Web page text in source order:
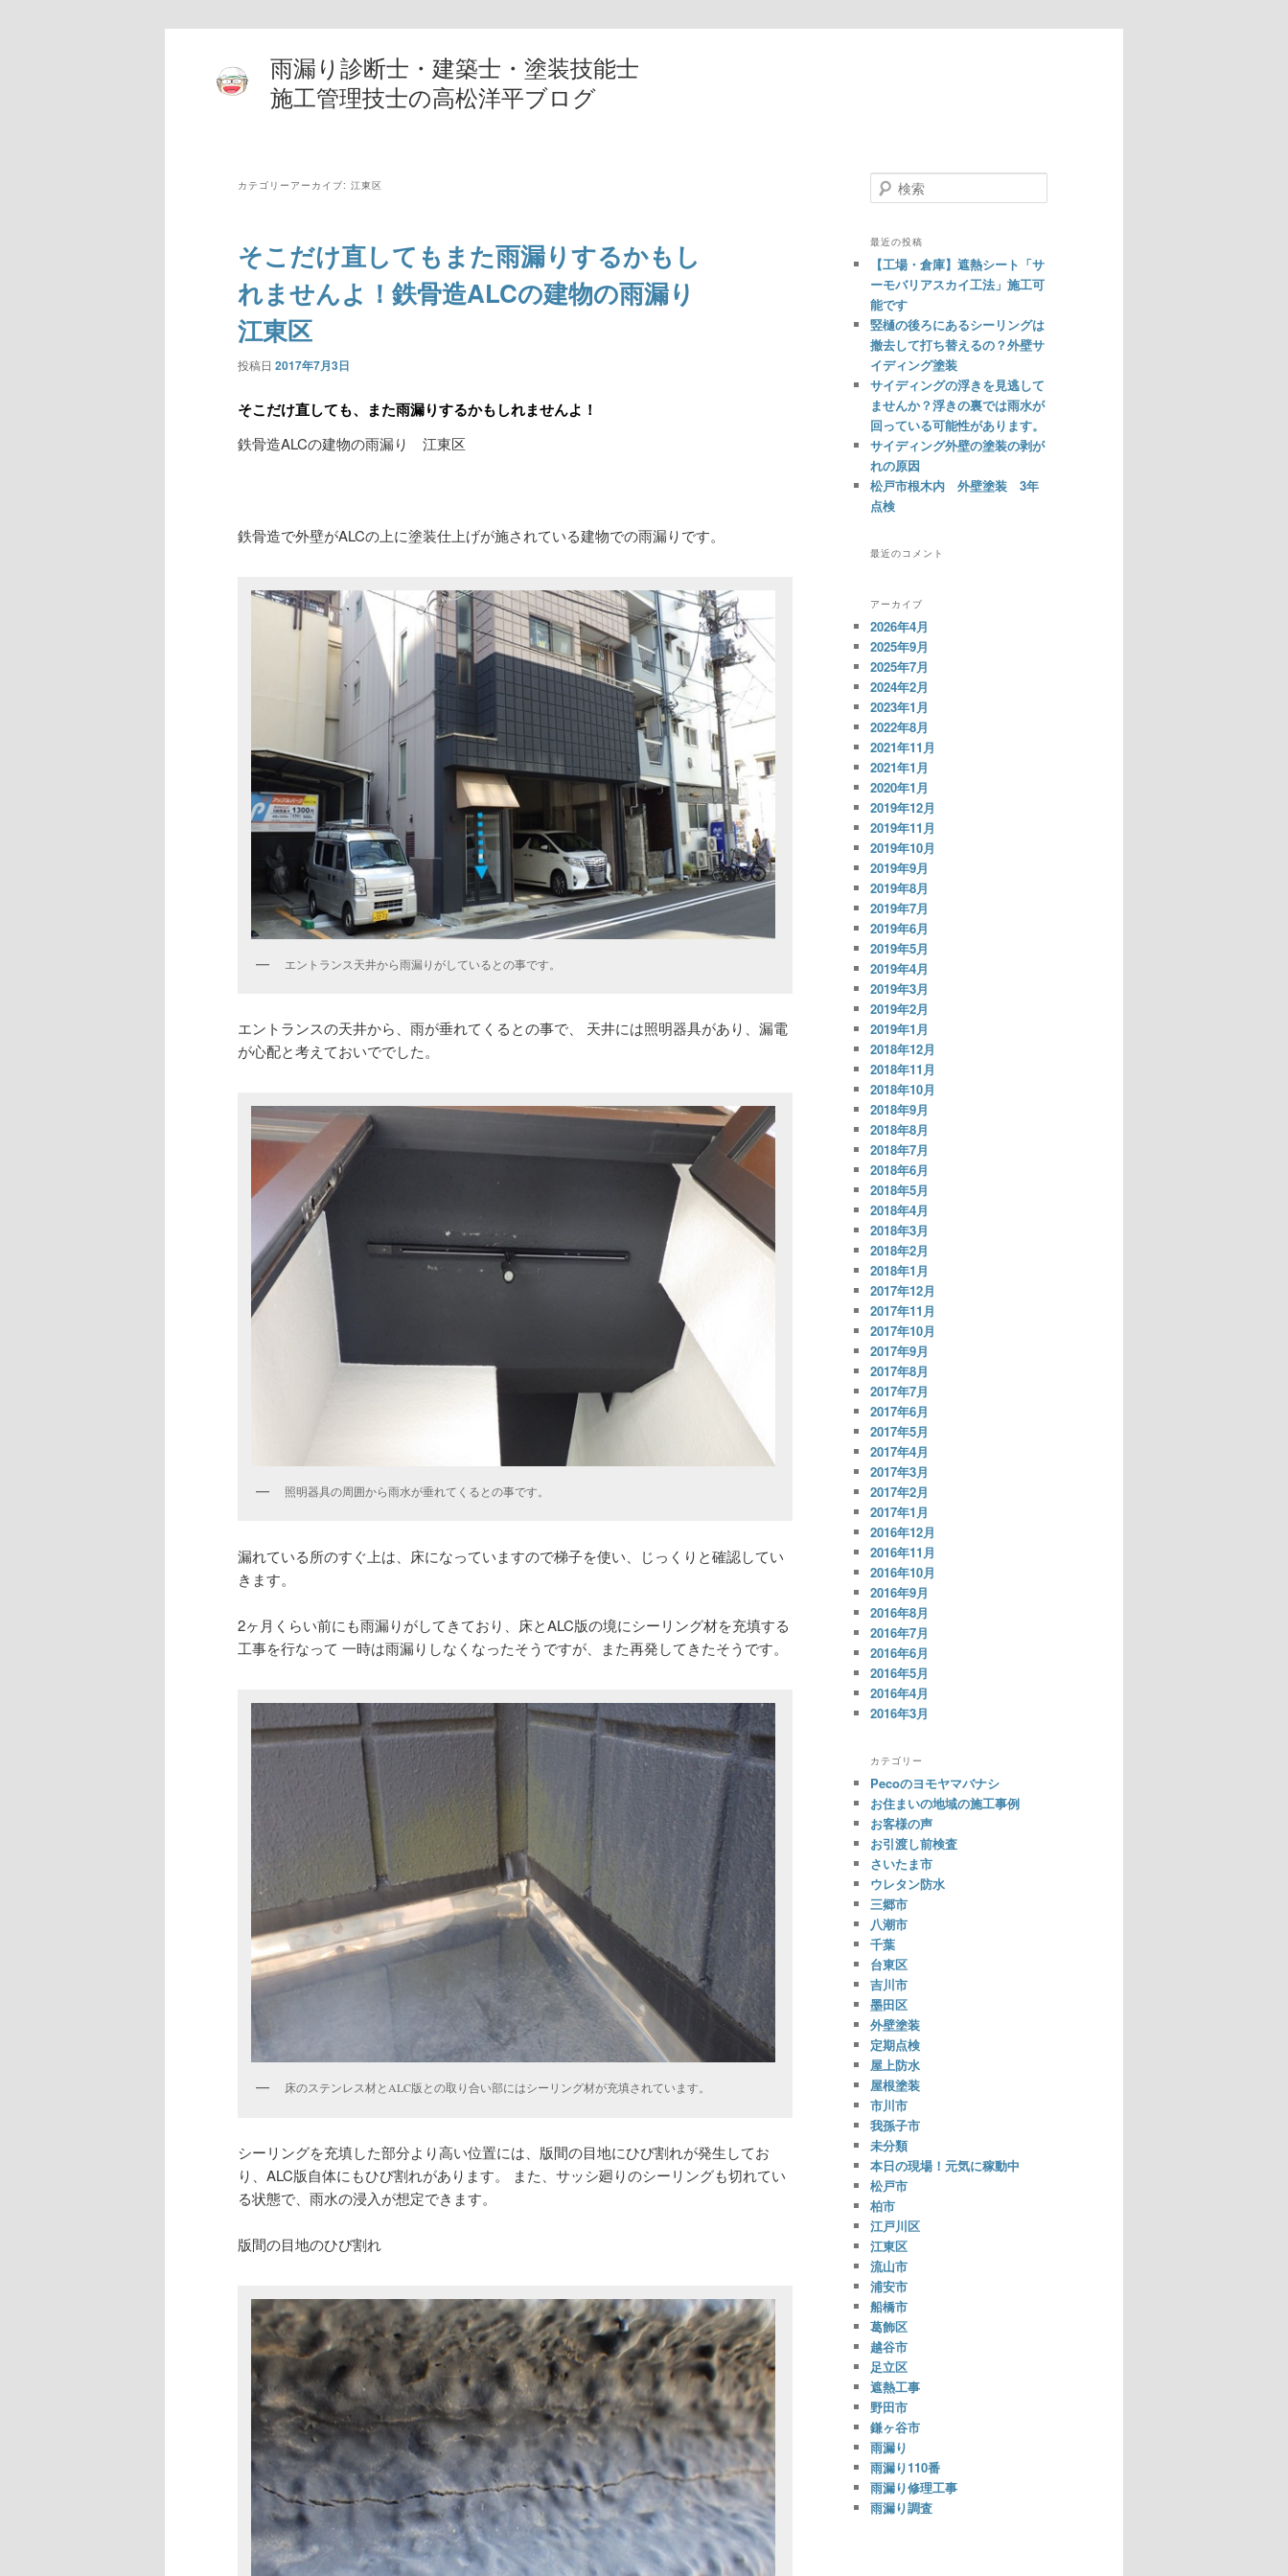
雨漏り診断士・建築士・塗装技能士
施工管理技士の高松洋平ブログ
カテゴリーアーカイブ: 江東区
そこだけ直してもまた雨漏りするかもし
れませんよ！鉄骨造ALCの建物の雨漏り
江東区
投稿日 2017年7月3日
そこだけ直しても、また雨漏りするかもしれませんよ！
鉄骨造ALCの建物の雨漏り 江東区
鉄骨造で外壁がALCの上に塗装仕上げが施されている建物での雨漏りです。
エントランス天井から雨漏りがしているとの事です。
エントランスの天井から、雨が垂れてくるとの事で、 天井には照明器具があり、漏電
が心配と考えておいででした。
照明器具の周囲から雨水が垂れてくるとの事です。
漏れている所のすぐ上は、床になっていますので梯子を使い、じっくりと確認してい
きます。
2ヶ月くらい前にも雨漏りがしてきており、床とALC版の境にシーリング材を充填する
工事を行なって 一時は雨漏りしなくなったそうですが、また再発してきたそうです。
床のステンレス材とALC版との取り合い部にはシーリング材が充填されています。
シーリングを充填した部分より高い位置には、版間の目地にひび割れが発生してお
り、ALC版自体にもひび割れがあります。 また、サッシ廻りのシーリングも切れてい
る状態で、雨水の浸入が想定できます。
版間の目地のひび割れ
検
索
最近の投稿
【工場・倉庫】遮熱シート「サ
ーモバリアスカイ工法」施工可
能です
竪樋の後ろにあるシーリングは
撤去して打ち替えるの？外壁サ
イディング塗装
サイディングの浮きを見逃して
ませんか？浮きの裏では雨水が
回っている可能性があります。
サイディング外壁の塗装の剥が
れの原因
松戸市根木内 外壁塗装 3年
点検
最近のコメント
アーカイブ
2026年4月
2025年9月
2025年7月
2024年2月
2023年1月
2022年8月
2021年11月
2021年1月
2020年1月
2019年12月
2019年11月
2019年10月
2019年9月
2019年8月
2019年7月
2019年6月
2019年5月
2019年4月
2019年3月
2019年2月
2019年1月
2018年12月
2018年11月
2018年10月
2018年9月
2018年8月
2018年7月
2018年6月
2018年5月
2018年4月
2018年3月
2018年2月
2018年1月
2017年12月
2017年11月
2017年10月
2017年9月
2017年8月
2017年7月
2017年6月
2017年5月
2017年4月
2017年3月
2017年2月
2017年1月
2016年12月
2016年11月
2016年10月
2016年9月
2016年8月
2016年7月
2016年6月
2016年5月
2016年4月
2016年3月
カテゴリー
Pecoのヨモヤマバナシ
お住まいの地域の施工事例
お客様の声
お引渡し前検査
さいたま市
ウレタン防水
三郷市
八潮市
千葉
台東区
吉川市
墨田区
外壁塗装
定期点検
屋上防水
屋根塗装
市川市
我孫子市
未分類
本日の現場！元気に稼動中
松戸市
柏市
江戸川区
江東区
流山市
浦安市
船橋市
葛飾区
越谷市
足立区
遮熱工事
野田市
鎌ヶ谷市
雨漏り
雨漏り110番
雨漏り修理工事
雨漏り調査